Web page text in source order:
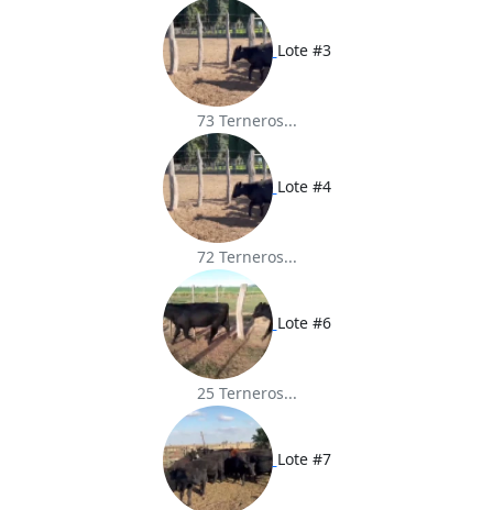
Lote #3
73 Terneros...
Lote #4
72 Terneros...
Lote #6
25 Terneros...
Lote #7